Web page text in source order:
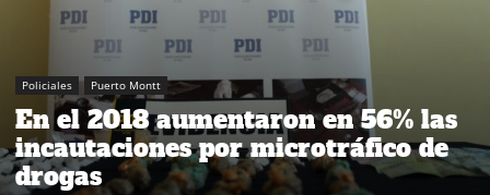
Policiales Puerto Montt
En el 2018 aumentaron en 56% las
incautaciones por microtráfico de
drogas